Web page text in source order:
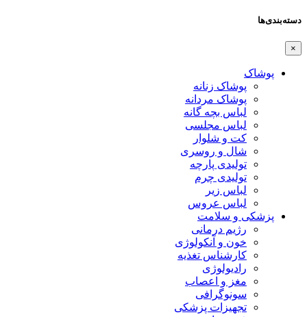
دسته‌بندی‌ها
×
پوشاک
پوشاک زنانه
پوشاک مردانه
لباس بچه گانه
لباس مجلسی
کت و شلوار
شال و روسری
تولیدی پارچه
تولیدی چرم
لباس زیر
لباس عروس
پزشکی و سلامت
رژیم درمانی
خون و آنکولوژی
کارشناس تغذیه
رادیولوژی
مغز و اعصاب
سونوگرافی
تجهیزات پزشکی